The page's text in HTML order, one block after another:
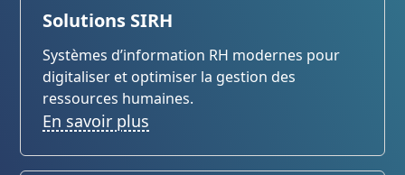
Solutions SIRH
Systèmes d’information RH modernes pour
digitaliser et optimiser la gestion des
ressources humaines.
En savoir plus